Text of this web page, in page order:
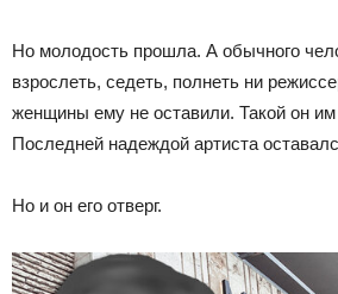
Но молодость прошла. А обычного
взрослеть, седеть, полнеть ни
женщины ему не оставили. Такой он
Последней надеждой артиста
Но и он его отверг.